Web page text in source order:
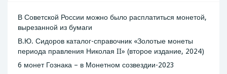
В Советской России можно было расплатиться монетой,
вырезанной из бумаги
В.Ю. Сидоров каталог-справочник «Золотые монеты
периода правления Николая II» (второе издание, 2024)
6 монет Гознака – в Монетном созвездии-2023